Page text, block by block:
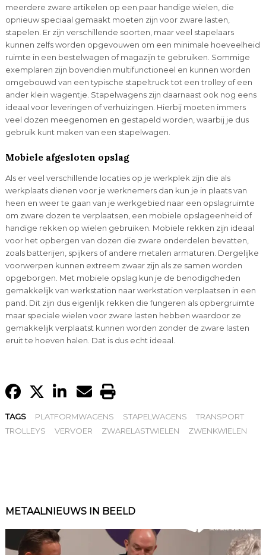
meerdere zware artikelen op een paar handige wielen, die
opnieuw speciaal gemaakt moeten zijn voor zware lasten,
stapelen. Er zijn verschillende soorten, maar veel stapelaars
kunnen zelfs worden opgevouwen om een ​​minimale hoeveelheid
ruimte in een bestelwagen of magazijn te gebruiken. Sommige
exemplaren zijn bovendien multifunctioneel en kunnen worden
omgebouwd van een typische stapeltruck tot een trolley of een
ander klein wagentje. Stapelwagens zijn daarnaast ook nog eens
ideaal voor leveringen of verhuizingen. Hierbij moeten immers
veel dozen meegenomen en gestapeld worden, waarbij je dus
gebruik kunt maken van een stapelwagen.
Mobiele afgesloten opslag
Als er veel verschillende locaties op je werkplek zijn die als
werkplaats dienen voor je werknemers dan kun je in plaats van
heen en weer te gaan van je werkgebied naar een opslagruimte
om zware dozen te verplaatsen, een mobiele opslageenheid of
handige rekken op wielen gebruiken. Mobiele rekken zijn ideaal
voor het opbergen van dozen die zware onderdelen bevatten,
zoals batterijen, spijkers of andere metalen armaturen. Dergelijke
voorwerpen kunnen extreem zwaar zijn als ze samen worden
opgeborgen. Met mobiele opslag kun je de benodigdheden
gemakkelijk van werkstation naar werkstation verplaatsen in een
pand. Dit zijn dus eigenlijk rekken die fungeren als opbergruimte
maar speciale wielen voor zware lasten hebben waardoor ze
gemakkelijk verplaatst kunnen worden zonder de zware lasten
eruit te hoeven halen. Dat is dus echt ideaal.
TAGS PLATFORMWAGENS STAPELWAGENS
TRANSPORT
TROLLEYS
VERVOER ZWARELASTWIELEN ZWENKWIELEN
METAALNIEUWS IN BEELD